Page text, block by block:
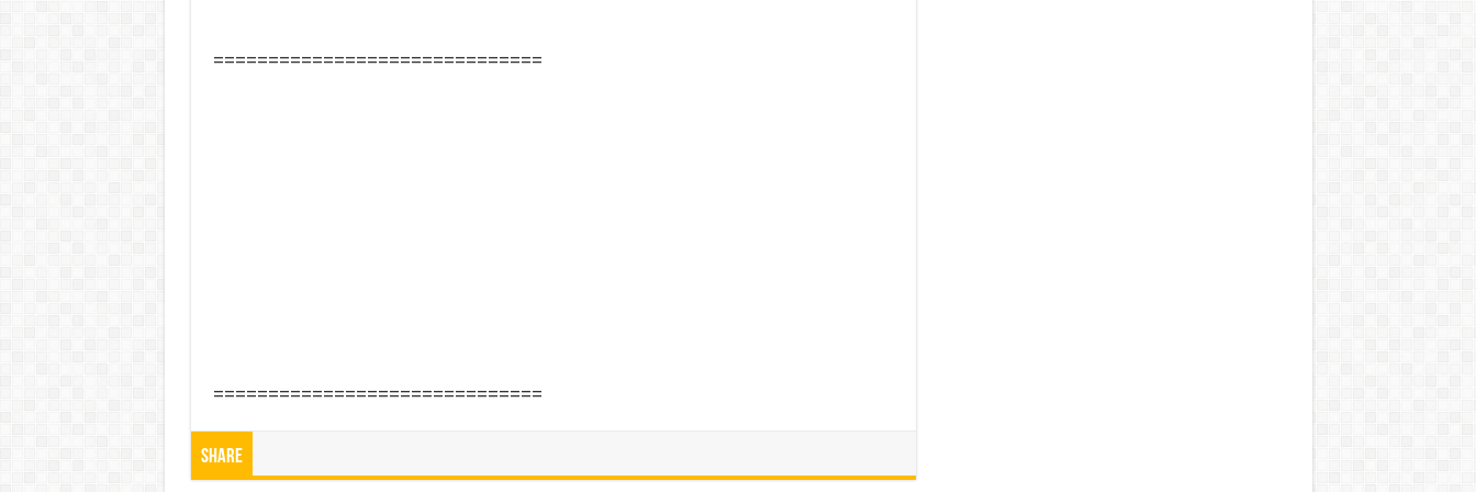
==============================
==============================
Share